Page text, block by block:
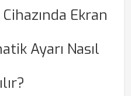
Ekran
Ayarı Nasıl